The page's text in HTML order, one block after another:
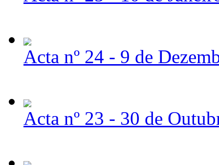
Acta nº 24 - 9 de
Acta nº 23 - 30 de